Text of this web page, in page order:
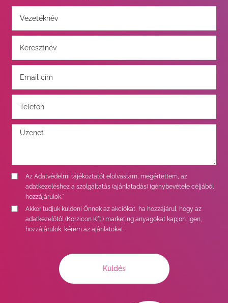
Az Adatvédelmi tájékoztatótelolvastam, megértettem, az
adatkezeléshez a szolgáltatás (ajánlatadás) igénybevétele céljából
hozzájárulok.*
Akkor tudjuk küldeni Önnek az akciókat, ha hozzájárul, hogy az
adatkezelőtől (Korzicon Kft.) marketing anyagokat kapjon. Igen,
hozzájárulok, kérem az ajánlatokat.